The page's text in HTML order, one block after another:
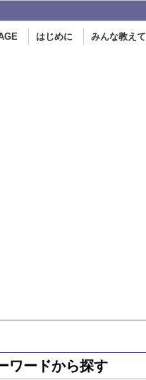
みんな教えて
はじめに
ワードから探す